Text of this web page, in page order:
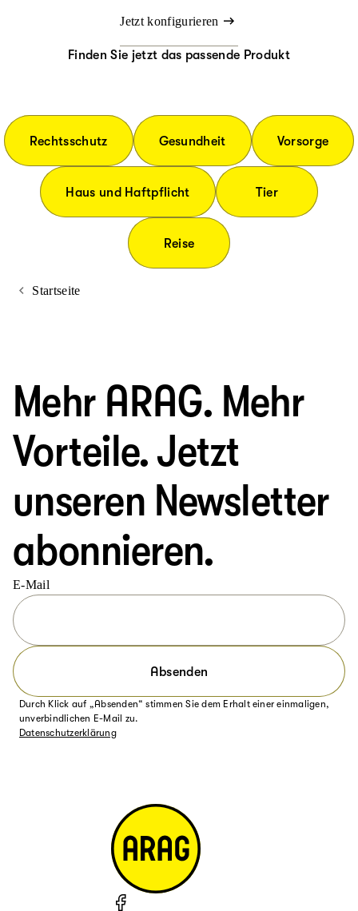
Jetzt konfigurieren
Finden Sie jetzt das passende Produkt
Rechtsschutz Gesundheit Vorsorge
Haus und Haftpflicht Tier
Reise
Startseite
Mehr ARAG. Mehr
Vorteile. Jetzt
unseren Newsletter
abonnieren.
E-Mail
Absenden
Durch Klick auf „Absenden“ stimmen Sie dem Erhalt einer einmaligen,
unverbindlichen E-Mail zu.
Datenschutzerklärung